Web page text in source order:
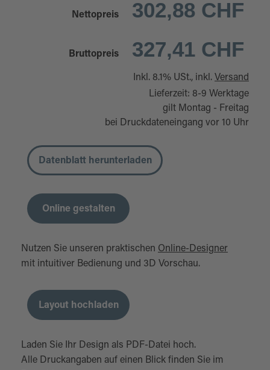
Nettopreis 302,88 CHF
Bruttopreis 327,41 CHF
Inkl. 8.1% USt., inkl. Versand
Lieferzeit: 8-9 Werktage
gilt Montag - Freitag
bei Druckdateneingang vor 10 Uhr
Datenblatt herunterladen
Online gestalten
Nutzen Sie unseren praktischen Online-Designer
mit intuitiver Bedienung und 3D Vorschau.
Layout hochladen
Laden Sie Ihr Design als PDF-Datei hoch.
Alle Druckangaben auf einen Blick finden Sie im